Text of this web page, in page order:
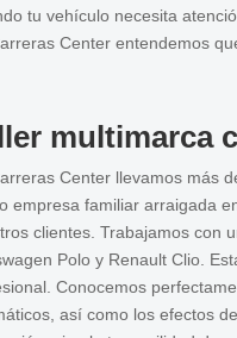
tu vehículo necesita
Center entendemos
multimarca
Center llevamos más
empresa familiar arraigada
clientes. Trabajamos con
Polo y Renault Clio.
Conocemos
así como los efectos